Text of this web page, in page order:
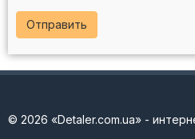
Отправить
© 2026 «Detaler.com.ua» -